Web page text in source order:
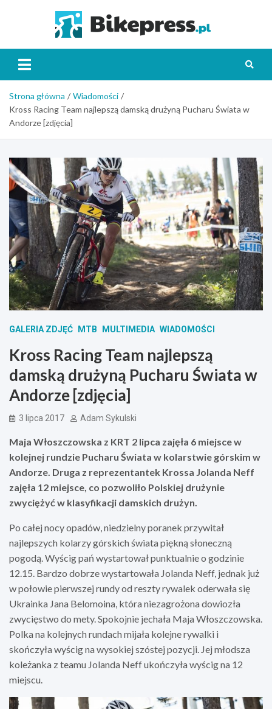
Strona główna
Wiadomości
Kross Racing Team najlepszą damską drużyną Pucharu Świata w
Andorze [zdjęcia]
GALERIA ZDJĘĆ MTB MULTIMEDIA WIADOMOŚCI
Kross Racing Team najlepszą
damską drużyną Pucharu Świata w
Andorze [zdjęcia]
3 lipca 2017 Adam Sykulski
Maja Włoszczowska z KRT 2 lipca zajęła 6 miejsce w
kolejnej rundzie Pucharu Świata w kolarstwie górskim w
Andorze. Druga z reprezentantek Krossa Jolanda Neff
zajęła 12 miejsce, co pozwoliło Polskiej drużynie
zwyciężyć w klasyfikacji damskich drużyn.
Po całej nocy opadów, niedzielny poranek przywitał
najlepszych kolarzy górskich świata piękną słoneczną
pogodą. Wyścig pań wystartował punktualnie o godzinie
12.15. Bardzo dobrze wystartowała Jolanda Neff, jednak już
w połowie pierwszej rundy od reszty rywalek oderwała się
Ukrainka Jana Belomoina, która niezagrożona dowiozła
zwycięstwo do mety. Spokojnie jechała Maja Włoszczowska.
Polka na kolejnych rundach mijała kolejne rywalki i
skończyła wyścig na wysokiej szóstej pozycji. Jej młodsza
koleżanka z teamu Jolanda Neff ukończyła wyścig na 12
miejscu.